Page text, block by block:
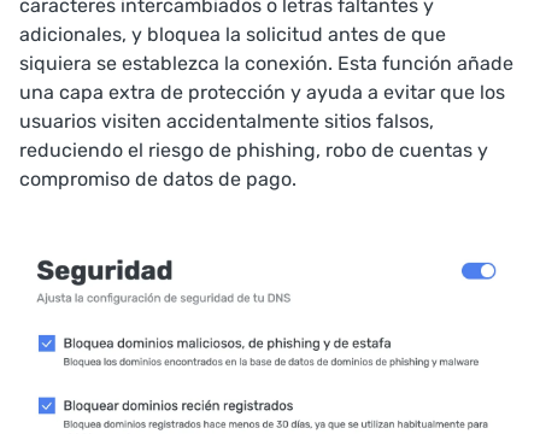
caracteres intercambiados o letras faltantes y
adicionales, y bloquea la solicitud antes de que
siquiera se establezca la conexión. Esta función añade
una capa extra de protección y ayuda a evitar que los
usuarios visiten accidentalmente sitios falsos,
reduciendo el riesgo de phishing, robo de cuentas y
compromiso de datos de pago.